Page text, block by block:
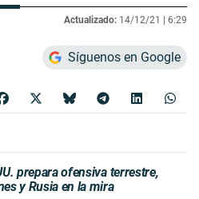
Actualizado: 14/12/21 | 6:29
Síguenos en Google
prepara ofensiva terrestre,
y Rusia en la mira